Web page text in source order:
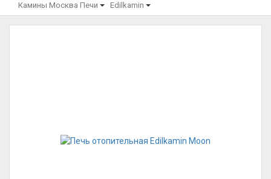
Камины Москва Печи Edilkamin